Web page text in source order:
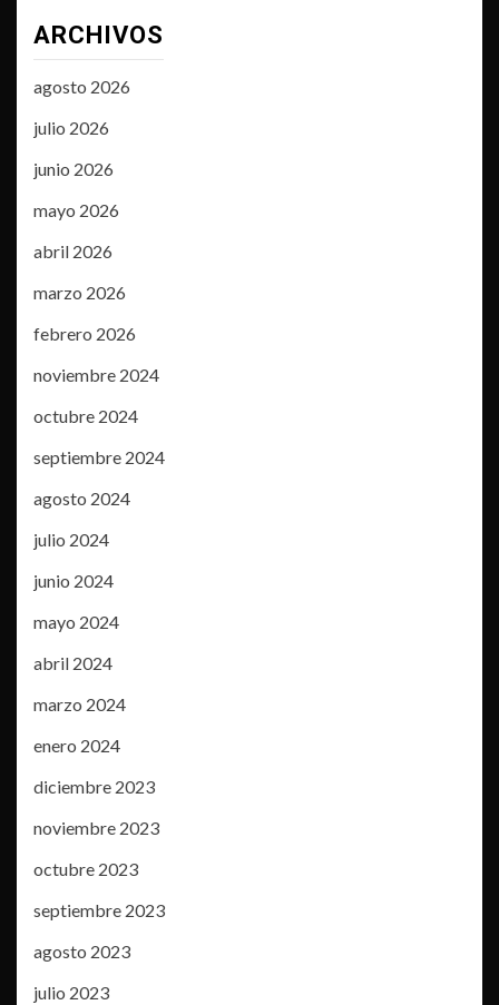
ARCHIVOS
agosto 2026
julio 2026
junio 2026
mayo 2026
abril 2026
marzo 2026
febrero 2026
noviembre 2024
octubre 2024
septiembre 2024
agosto 2024
julio 2024
junio 2024
mayo 2024
abril 2024
marzo 2024
enero 2024
diciembre 2023
noviembre 2023
octubre 2023
septiembre 2023
agosto 2023
julio 2023